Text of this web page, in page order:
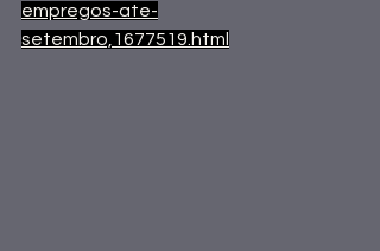
empregos-ate-
setembro,1677519.html